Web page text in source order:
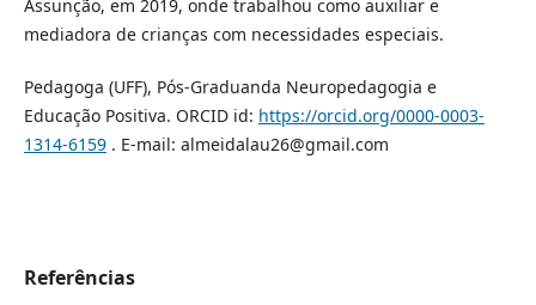
Assunção, em 2019, onde trabalhou como auxiliar e
mediadora de crianças com necessidades especiais.
Pedagoga (UFF), Pós-Graduanda Neuropedagogia e
Educação Positiva. ORCID id: https://orcid.org/0000-0003-
1314-6159. E-mail: almeidalau26@gmail.com
Referências